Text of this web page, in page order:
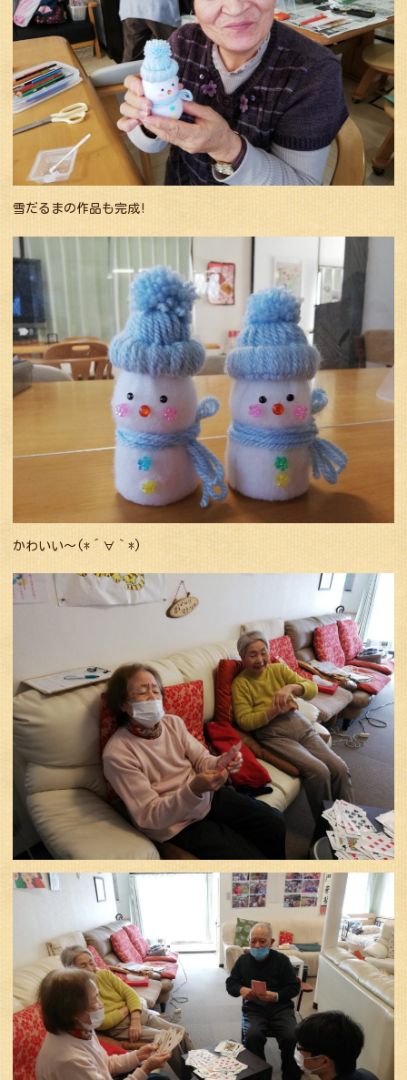
雪だるまの作品も完成!
かわいい〜(*´∀｀*)